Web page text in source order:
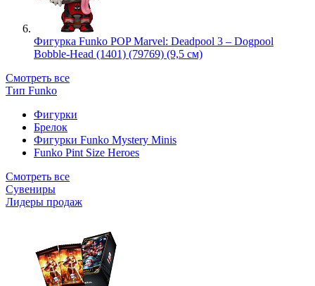
Фигурка Funko POP Marvel: Deadpool 3 – Dogpool
Bobble-Head (1401) (79769) (9,5 см)
Смотреть все
Тип Funko
Фигурки
Брелок
Фигурки Funko Mystery Minis
Funko Pint Size Heroes
Смотреть все
Сувениры
Лидеры продаж